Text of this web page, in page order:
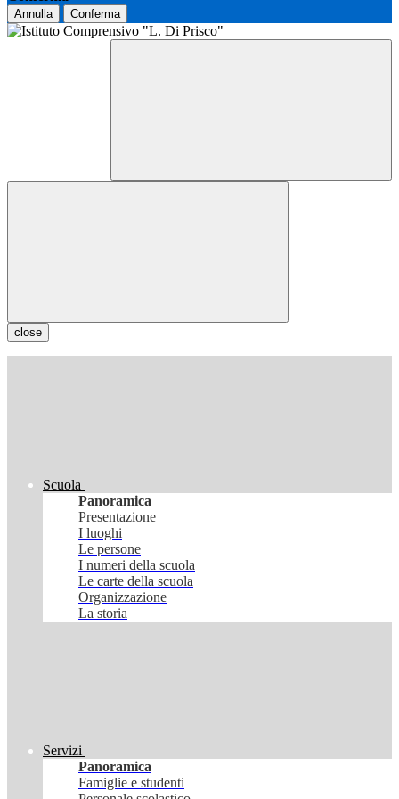
Annulla Conferma
close
Scuola
Panoramica
Presentazione
I luoghi
Le persone
I numeri della scuola
Le carte della scuola
Organizzazione
La storia
Servizi
Panoramica
Famiglie e studenti